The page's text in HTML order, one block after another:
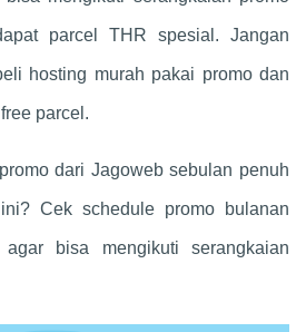
parcel THR spesial. Jangan
hosting murah pakai promo dan
parcel.
dari Jagoweb sebulan penuh
Cek schedule promo bulanan
bisa mengikuti serangkaian